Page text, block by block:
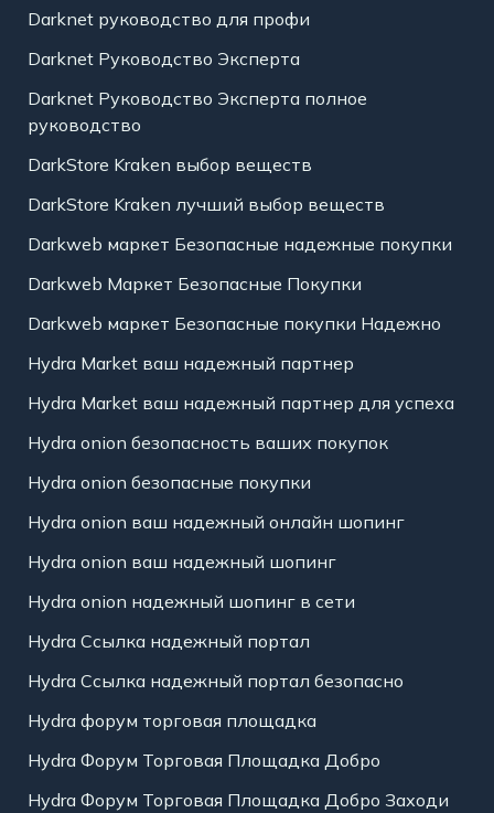
Darknet руководство для профи
Darknet Руководство Эксперта
Darknet Руководство Эксперта полное
руководство
DarkStore Kraken выбор веществ
DarkStore Kraken лучший выбор веществ
Darkweb маркет Безопасные надежные покупки
Darkweb Маркет Безопасные Покупки
Darkweb маркет Безопасные покупки Надежно
Hydra Market ваш надежный партнер
Hydra Market ваш надежный партнер для успеха
Hydra onion безопасность ваших покупок
Hydra onion безопасные покупки
Hydra onion ваш надежный онлайн шопинг
Hydra onion ваш надежный шопинг
Hydra onion надежный шопинг в сети
Hydra Ссылка надежный портал
Hydra Ссылка надежный портал безопасно
Hydra форум торговая площадка
Hydra Форум Торговая Площадка Добро
Hydra Форум Торговая Площадка Добро Заходи